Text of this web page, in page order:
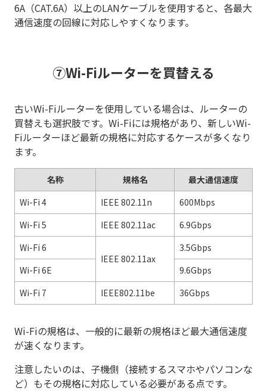
6A（CAT.6A）以上のLANケーブルを使用すると、各最大
通信速度の回線に対応しやすくなります。
⑦Wi-Fiルーターを買替える
古いWi-Fiルーターを使用している場合は、ルーターの
買替えも選択肢です。Wi-Fiには規格があり、新しいWi-
Fiルーターほど最新の規格に対応するケースが多くなり
ます。
名称 規格名
最大通信速度
Wi-Fi 4
IEEE 802.11n
600Mbps
Wi-Fi 5
IEEE 802.11ac
6.9Gbps
Wi-Fi 6
IEEE 802.11ax
3.5Gbps
Wi-Fi 6E
9.6Gbps
Wi-Fi 7
IEEE802.11be 36Gbps
Wi-Fiの規格は、一般的に最新の規格ほど最大通信速度
が速くなります。
注意したいのは、子機側（接続するスマホやパソコンな
ど）もその規格に対応している必要がある点です。